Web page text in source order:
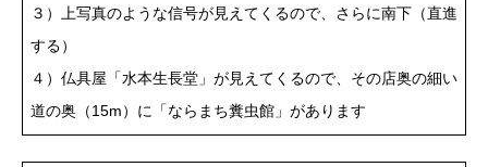
３）上写真のような信号が見えてくるので、さらに南下（直進
する）
４）仏具屋「水本生長堂」が見えてくるので、その店奥の細い
道の奥（15m）に「ならまち糞虫館」があります